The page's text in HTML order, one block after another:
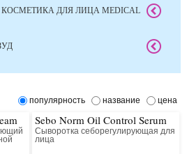
ДЛЯ ЛИЦА MEDICAL
популярность название цена
Sebo Norm Oil Control Serum
Сыворотка себорегулирующая для
лица